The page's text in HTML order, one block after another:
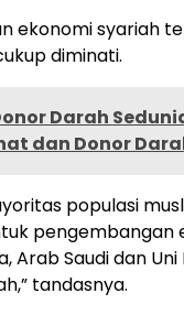
ekonomi syariah
diminati.
Darah
dan Donor
populasi
pengembangan
Arab Saudi dan
tandasnya.